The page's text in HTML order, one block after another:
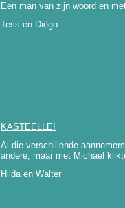
Een man van zijn woord en
Tess en Diëgo
KASTEELLEI
Al die verschillende
andere, maar met Michael
Hilda en Walter